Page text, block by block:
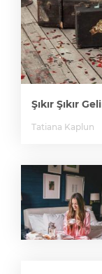
Şıkır Şıkır
Tatiana Kaplun